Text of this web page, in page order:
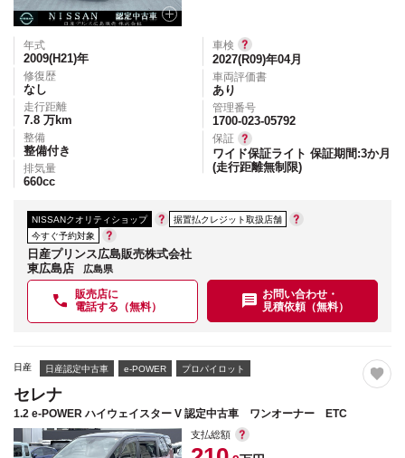
年式
2009(H21)年
修復歴
なし
走行距離
7.8 万km
整備
整備付き
排気量
660cc
車検
2027(R09)年04月
車両評価書
あり
管理番号
1700-023-05792
保証
ワイド保証ライト 保証期間:3か月
(走行距離無制限)
NISSANクオリティショップ
据置払クレジット取扱店舗
今すぐ予約対象
日産プリンス広島販売株式会社
東広島店
広島県
販売店に
電話する（無料）
お問い合わせ・
見積依頼（無料）
日産 日産認定中古車 e-POWER プロパイロット
セレナ
1.2 e-POWER ハイウェイスター V 認定中古車 ワンオーナー ETC
支払総額